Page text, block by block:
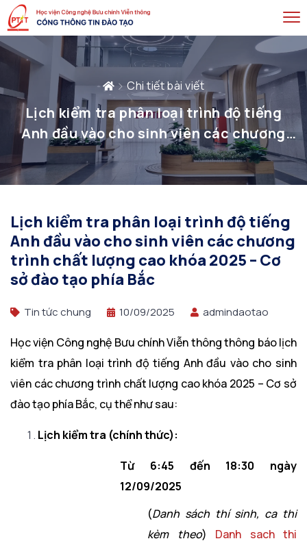
Chi tiết bài viết
Lịch kiểm tra phân loại trình độ tiếng
Anh đầu vào cho sinh viên các chương
trình chất lượng cao khóa 2025 – Cơ sở
đào tạo phía Bắc
Lịch kiểm tra phân loại trình độ tiếng
Anh đầu vào cho sinh viên các chương
trình chất lượng cao khóa 2025 – Cơ
sở đào tạo phía Bắc
Tin tức chung 10/09/2025 admindaotao
Học viện Công nghệ Bưu chính Viễn thông thông báo lịch
kiểm tra phân loại trình độ tiếng Anh đầu vào cho sinh
viên các chương trình chất lượng cao khóa 2025 – Cơ sở
đào tạo phía Bắc, cụ thể như sau:
Lịch kiểm tra (chínhthức):
Từ 6:45 đến 18:30 ngày
12/09/2025
(Danh sách thí sinh, ca thi
kèm theo) Danh sach thi